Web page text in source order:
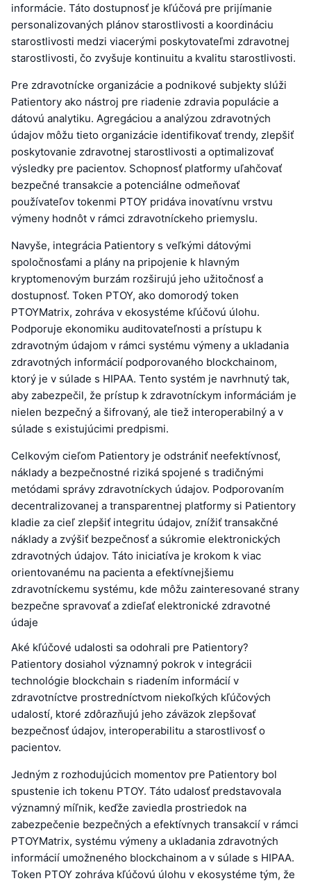
informácie. Táto dostupnosť je kľúčová pre prijímanie
personalizovaných plánov starostlivosti a koordináciu
starostlivosti medzi viacerými poskytovateľmi zdravotnej
starostlivosti, čo zvyšuje kontinuitu a kvalitu starostlivosti.
Pre zdravotnícke organizácie a podnikové subjekty slúži
Patientory ako nástroj pre riadenie zdravia populácie a
dátovú analytiku. Agregáciou a analýzou zdravotných
údajov môžu tieto organizácie identifikovať trendy, zlepšiť
poskytovanie zdravotnej starostlivosti a optimalizovať
výsledky pre pacientov. Schopnosť platformy uľahčovať
bezpečné transakcie a potenciálne odmeňovať
používateľov tokenmi PTOY pridáva inovatívnu vrstvu
výmeny hodnôt v rámci zdravotníckeho priemyslu.
Navyše, integrácia Patientory s veľkými dátovými
spoločnosťami a plány na pripojenie k hlavným
kryptomenovým burzám rozširujú jeho užitočnosť a
dostupnosť. Token PTOY, ako domorodý token
PTOYMatrix, zohráva v ekosystéme kľúčovú úlohu.
Podporuje ekonomiku auditovateľnosti a prístupu k
zdravotným údajom v rámci systému výmeny a ukladania
zdravotných informácií podporovaného blockchainom,
ktorý je v súlade s HIPAA. Tento systém je navrhnutý tak,
aby zabezpečil, že prístup k zdravotníckym informáciám je
nielen bezpečný a šifrovaný, ale tiež interoperabilný a v
súlade s existujúcimi predpismi.
Celkovým cieľom Patientory je odstrániť neefektívnosť,
náklady a bezpečnostné riziká spojené s tradičnými
metódami správy zdravotníckych údajov. Podporovaním
decentralizovanej a transparentnej platformy si Patientory
kladie za cieľ zlepšiť integritu údajov, znížiť transakčné
náklady a zvýšiť bezpečnosť a súkromie elektronických
zdravotných údajov. Táto iniciatíva je krokom k viac
orientovanému na pacienta a efektívnejšiemu
zdravotníckemu systému, kde môžu zainteresované strany
bezpečne spravovať a zdieľať elektronické zdravotné
údaje
Aké kľúčové udalosti sa odohrali pre Patientory?
Patientory dosiahol významný pokrok v integrácii
technológie blockchain s riadením informácií v
zdravotníctve prostredníctvom niekoľkých kľúčových
udalostí, ktoré zdôrazňujú jeho záväzok zlepšovať
bezpečnosť údajov, interoperabilitu a starostlivosť o
pacientov.
Jedným z rozhodujúcich momentov pre Patientory bol
spustenie ich tokenu PTOY. Táto udalosť predstavovala
významný míľnik, keďže zaviedla prostriedok na
zabezpečenie bezpečných a efektívnych transakcií v rámci
PTOYMatrix, systému výmeny a ukladania zdravotných
informácií umožneného blockchainom a v súlade s HIPAA.
Token PTOY zohráva kľúčovú úlohu v ekosystéme tým, že